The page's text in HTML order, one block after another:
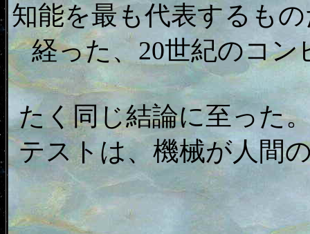
知能を最も代表するも
経った、20世紀のコ
たく同じ結論に至った
テストは、機械が人間